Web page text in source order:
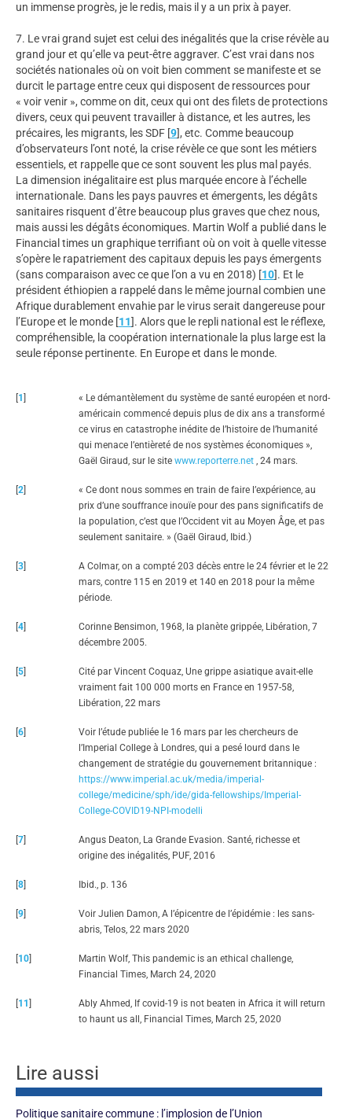
un immense progrès, je le redis, mais il y a un prix à payer.
7. Le vrai grand sujet est celui des inégalités que la crise révèle au
grand jour et qu’elle va peut-être aggraver. C’est vrai dans nos
sociétés nationales où on voit bien comment se manifeste et se
durcit le partage entre ceux qui disposent de ressources pour
« voir venir », comme on dit, ceux qui ont des filets de protections
divers, ceux qui peuvent travailler à distance, et les autres, les
précaires, les migrants, les SDF [9], etc. Comme beaucoup
d’observateurs l’ont noté, la crise révèle ce que sont les métiers
essentiels, et rappelle que ce sont souvent les plus mal payés.
La dimension inégalitaire est plus marquée encore à l’échelle
internationale. Dans les pays pauvres et émergents, les dégâts
sanitaires risquent d’être beaucoup plus graves que chez nous,
mais aussi les dégâts économiques. Martin Wolf a publié dans le
Financial times un graphique terrifiant où on voit à quelle vitesse
s’opère le rapatriement des capitaux depuis les pays émergents
(sans comparaison avec ce que l’on a vu en 2018) [10]. Et le
président éthiopien a rappelé dans le même journal combien une
Afrique durablement envahie par le virus serait dangereuse pour
l’Europe et le monde [11]. Alors que le repli national est le réflexe,
compréhensible, la coopération internationale la plus large est la
seule réponse pertinente. En Europe et dans le monde.
1
« Le démantèlement du système de santé européen et nord-
américain commencé depuis plus de dix ans a transformé
ce virus en catastrophe inédite de l’histoire de l’humanité
qui menace l’entièreté de nos systèmes économiques »,
Gaël Giraud, sur le site www.reporterre.net , 24 mars.
2
« Ce dont nous sommes en train de faire l’expérience, au
prix d’une souffrance inouïe pour des pans significatifs de
la population, c’est que l’Occident vit au Moyen Âge, et pas
seulement sanitaire. » (Gaël Giraud, Ibid.)
3
A Colmar, on a compté 203 décès entre le 24 février et le 22
mars, contre 115 en 2019 et 140 en 2018 pour la même
période.
4
Corinne Bensimon, 1968, la planète grippée, Libération, 7
décembre 2005.
5
Cité par Vincent Coquaz, Une grippe asiatique avait-elle
vraiment fait 100 000 morts en France en 1957-58,
Libération, 22 mars
6
Voir l’étude publiée le 16 mars par les chercheurs de
l’Imperial College à Londres, qui a pesé lourd dans le
changement de stratégie du gouvernement britannique :
https://www.imperial.ac.uk/media/imperial-
college/medicine/sph/ide/gida-fellowships/Imperial-
College-COVID19-NPI-modelli
7
Angus Deaton, La Grande Evasion. Santé, richesse et
origine des inégalités, PUF, 2016
8 Ibid., p. 136
9
Voir Julien Damon, A l’épicentre de l’épidémie : les sans-
abris, Telos, 22 mars 2020
10
Martin Wolf, This pandemic is an ethical challenge,
Financial Times, March 24, 2020
11
Ably Ahmed, If covid-19 is not beaten in Africa it will return
to haunt us all, Financial Times, March 25, 2020
Lire aussi
Politique sanitaire commune : l’implosion de l’Union